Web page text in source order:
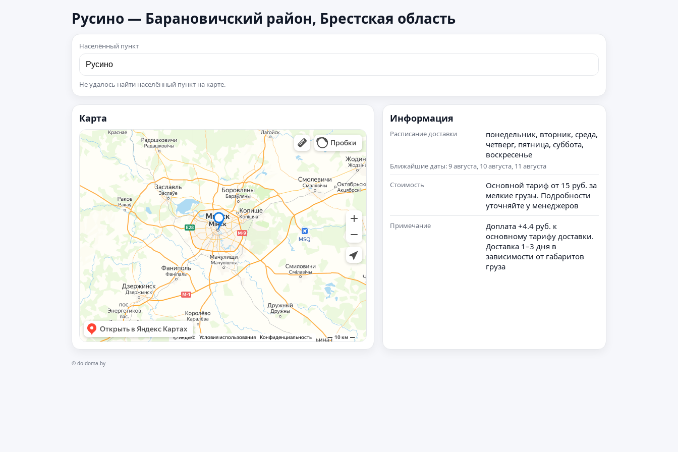
Русино — Барановичский район, Брестская область
Населённый пункт
Не удалось найти населённый пункт на карте.
Карта Информация
Расписание доставки
понедельник, вторник, среда,
четверг, пятница, суббота,
воскресенье
Ближайшие даты: 9 августа, 10 августа, 11 августа
Стоимость
Основной тариф от 15 руб. за
мелкие грузы. Подробности
уточняйте у менеджеров
Примечание
Доплата +4.4 руб. к
основному тарифу доставки.
Доставка 1–3 дня в
зависимости от габаритов
груза
© do-doma.by